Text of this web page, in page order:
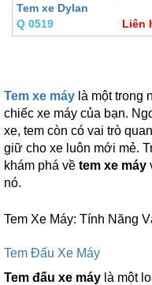
Tem xe Dylan
Q 0519
Liên
Tem xe máy là một trong
chiếc xe máy của bạn.
xe, tem còn có vai trò
giữ cho xe luôn mới mẻ.
khám phá về tem xe máy
nó.
Tem Xe Máy: Tính Năng
Tem Đấu Xe Máy
Tem đấu xe máy là một